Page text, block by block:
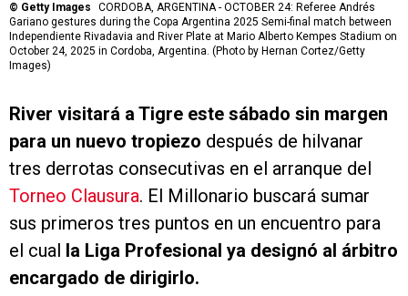
© Getty Images
CORDOBA, ARGENTINA - OCTOBER 24: Referee Andrés
Gariano gestures during the Copa Argentina 2025 Semi-final match between
Independiente Rivadavia and River Plate at Mario Alberto Kempes Stadium on
October 24, 2025 in Cordoba, Argentina. (Photo by Hernan Cortez/Getty
Images)
River visitará a Tigre este sábado sin margen
para un nuevo tropiezo después de hilvanar
tres derrotas consecutivas en el arranque del
Torneo Clausura. El Millonario buscará sumar
sus primeros tres puntos en un encuentro para
el cual
la Liga Profesional ya designó al árbitro
encargado de dirigirlo.